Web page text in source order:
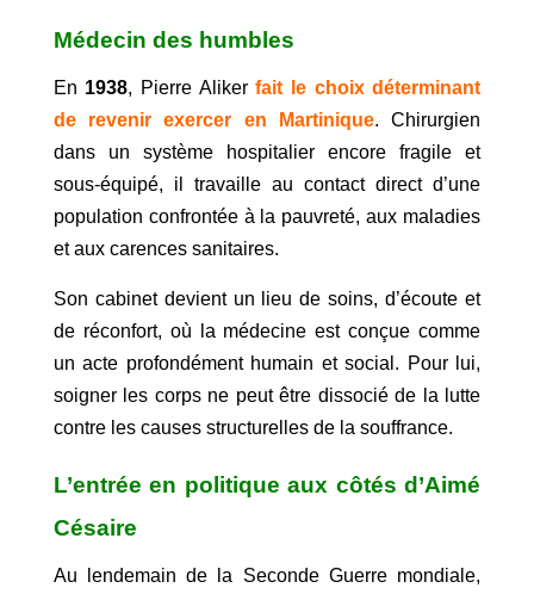
Médecin des humbles
En 1938, Pierre Alikerfait le choix déterminant
de revenir exercer en Martinique. Chirurgien
dans un système hospitalier encore fragile et
sous-équipé, il travaille au contact direct d’une
population confrontée à la pauvreté, aux maladies
et aux carences sanitaires.
Son cabinet devient un lieu de soins, d’écoute et
de réconfort, où la médecine est conçue comme
un acte profondément humain et social. Pour lui,
soigner les corps ne peut être dissocié de la lutte
contre les causes structurelles de la souffrance.
L’entrée en politique aux côtés d’Aimé
Césaire
Au lendemain de la Seconde Guerre mondiale,